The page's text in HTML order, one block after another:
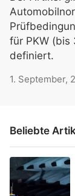
für PKW (bis
definiert.
1. September,
Beliebte